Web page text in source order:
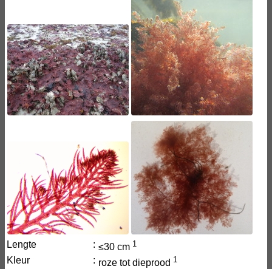
Lengte : ≤30 cm 1
Kleur : roze tot dieprood 1